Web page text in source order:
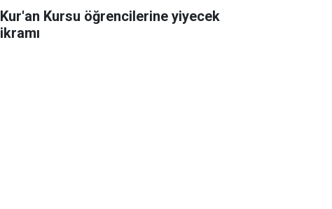
Kur'an Kursu öğrencilerine yiyecek
ikramı